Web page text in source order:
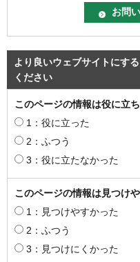
より良いウェブサイトにす
ください
このページの情報は役に立
1：役に立った
2：ふつう
3：役に立たなかった
このページの情報は見つけ
1：見つけやすかった
2：ふつう
3：見つけにくかった